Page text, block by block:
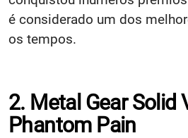
é considerado um dos
os tempos.​
2. Metal Gear Solid
Phantom Pain